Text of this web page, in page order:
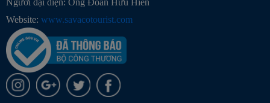
Người đại diện: Ông Đoàn Hữu Hiển
Website: www.savacotourist.com